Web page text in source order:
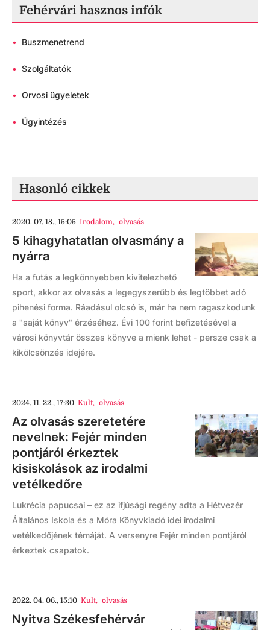
Fehérvári hasznos infók
• Buszmenetrend
• Szolgáltatók
• Orvosi ügyeletek
• Ügyintézés
Hasonló cikkek
2020. 07. 18., 15:05 Irodalom, olvasás
5 kihagyhatatlan olvasmány a
nyárra
Ha a futás a legkönnyebben kivitelezhető
sport, akkor az olvasás a legegyszerűbb és legtöbbet adó
pihenési forma. Ráadásul olcsó is, már ha nem ragaszkodunk
a "saját könyv" érzéséhez. Évi 100 forint befizetésével a
városi könyvtár összes könyve a mienk lehet - persze csak a
kikölcsönzés idejére.
2024. 11. 22., 17:30 Kult, olvasás
Az olvasás szeretetére
nevelnek: Fejér minden
pontjáról érkeztek
kisiskolások az irodalmi
vetélkedőre
Lukrécia papucsai – ez az ifjúsági regény adta a Hétvezér
Általános Iskola és a Móra Könyvkiadó idei irodalmi
vetélkedőjének témáját. A versenyre Fejér minden pontjáról
érkeztek csapatok.
2022. 04. 06., 15:10 Kult, olvasás
Nyitva Székesfehérvár